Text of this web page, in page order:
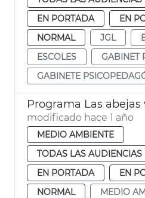
EN PORTADA
EN
NORMAL
JGL
ESCOLES
GABINET
GABINETE
Programa Las abejas
modificado hace 1 año
MEDIO AMBIENTE
TODAS LAS AUDIENCIAS
EN PORTADA
EN
NORMAL
MEDIO